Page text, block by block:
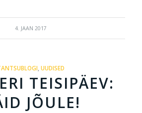
4. JAAN 2017
UUDISED
TEISIPÄEV:
JÕULE!